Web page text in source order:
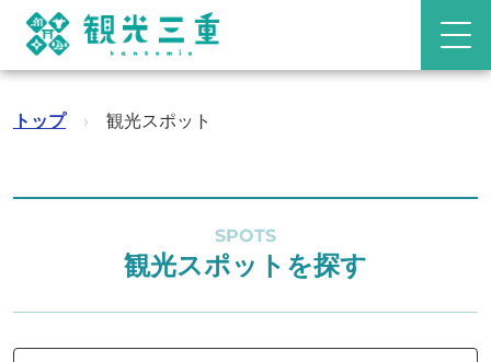
トップ › 観光スポット
SPOTS
観光スポットを探す